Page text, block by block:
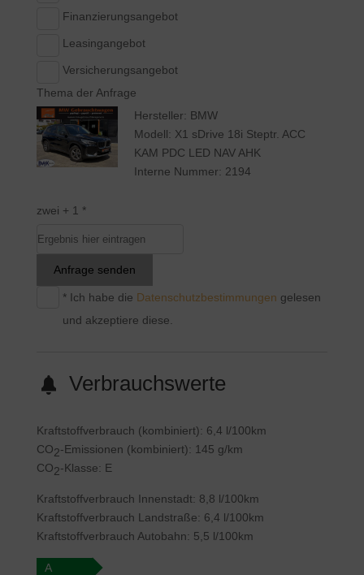
Finanzierungsangebot
Leasingangebot
Versicherungsangebot
Thema der Anfrage
Hersteller: BMW
Modell: X1 sDrive 18i Steptr. ACC
KAM PDC LED NAV AHK
Interne Nummer: 2194
zwei + 1 *
Anfrage senden
* Ich habe die Datenschutzbestimmungen gelesen
und akzeptiere diese.
Verbrauchswerte
Kraftstoffverbrauch (kombiniert): 6,4 l/100km
CO2-Emissionen (kombiniert): 145 g/km
CO2-Klasse: E
Kraftstoffverbrauch Innenstadt: 8,8 l/100km
Kraftstoffverbrauch Landstraße: 6,4 l/100km
Kraftstoffverbrauch Autobahn: 5,5 l/100km
A